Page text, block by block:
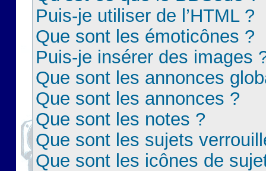
Puis-je utiliser de l’HTML ?
Que sont les émoticônes ?
Puis-je insérer des images
Que sont les annonces
Que sont les annonces ?
Que sont les notes ?
Que sont les sujets
Que sont les icônes de